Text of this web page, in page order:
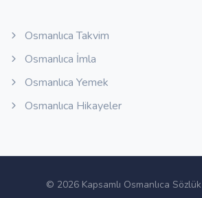
Osmanlıca Takvim
Osmanlıca İmla
Osmanlıca Yemek
Osmanlıca Hikayeler
© 2026 Kapsamlı Osmanlıca Sözlük